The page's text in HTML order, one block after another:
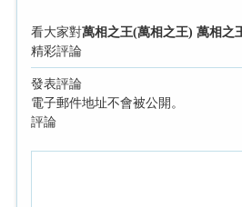
看大家對萬相之王(萬相之王) 萬相之
精彩評論
發表評論
電子郵件地址不會被公開。
評論